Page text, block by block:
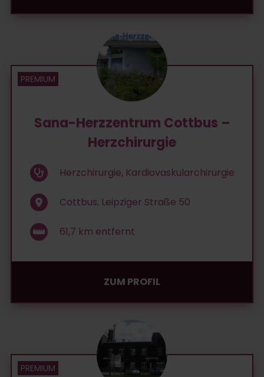
Sana-Herzzentrum Cottbus –
Herzchirurgie
Herzchirurgie, Kardiovaskularchirurgie
Cottbus, Leipziger Straße 50
61,7 km entfernt
ZUM PROFIL